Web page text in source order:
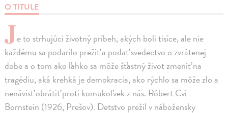
O TITULE
Je to strhujúci životný príbeh, akých boli tisíce, ale nie
každému sa podarilo prežiť a podať svedectvo o zvrátenej
dobe a o tom ako ľahko sa môže šťastný život zmeniť na
tragédiu, aká krehká je demokracia, ako rýchlo sa môže zlo a
nenávisť obrátiť proti komukoľvek z nás. Róbert Cvi
Bornstein (1926, Prešov). Detstvo prežil v nábožensky